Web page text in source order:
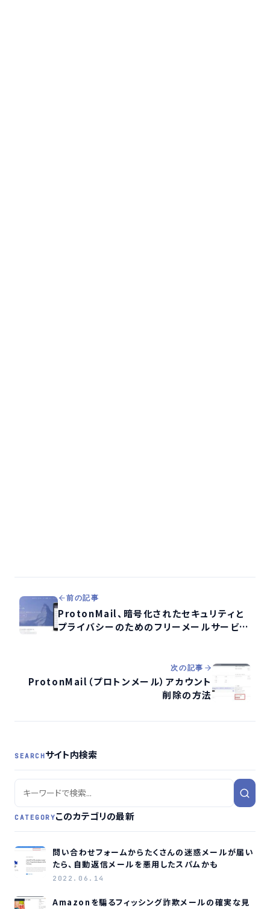
前の記事
ProtonMail、暗号化されたセキュリティと
プライバシーのためのフリーメールサービス
次の記事
ProtonMail（プロトンメール）アカウント
削除の方法
SEARCHサイト内検索
CATEGORYこのカテゴリの最新
問い合わせフォームからたくさんの迷惑メールが届い
たら、自動返信メールを悪用したスパムかも
2022.06.14
Amazonを騙るフィッシング詐欺メールの確実な見